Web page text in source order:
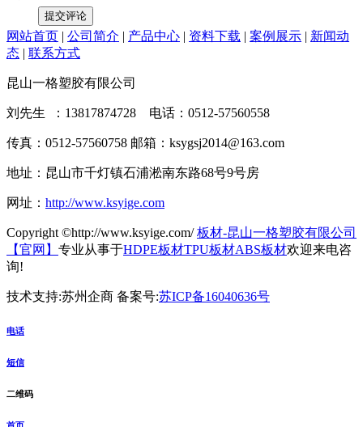
网站首页 | 公司简介 | 产品中心 | 资料下载 | 案例展示 | 新闻动
态 | 联系方式
昆山一格塑胶有限公司
刘先生 ：13817874728 电话：0512-57560558
传真：0512-57560758 邮箱：ksygsj2014@163.com
地址：昆山市千灯镇石浦淞南东路68号9号房
网址： http://www.ksyige.com
Copyright ©http://www.ksyige.com/板材-昆山一格塑胶有限公司
【官网】 专业从事于HDPE板材TPU板材ABS板材欢迎来电咨
询!
技术支持:苏州企商 备案号:苏ICP备16040636号
电话
短信
二维码